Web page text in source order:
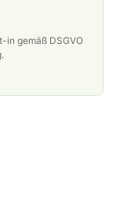
in gemäß DSGVO